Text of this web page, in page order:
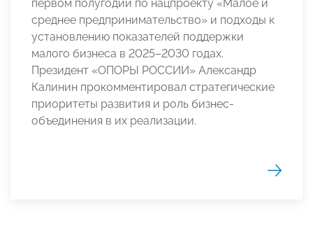
первом полугодии по нацпроекту «Малое и
среднее предпринимательство» и подходы к
установлению показателей поддержки
малого бизнеса в 2025–2030 годах.
Президент «ОПОРЫ РОССИИ» Александр
Калинин прокомментировал стратегические
приоритеты развития и роль бизнес-
объединения в их реализации.